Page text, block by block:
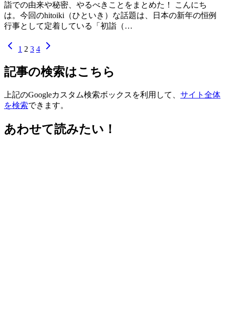
詣での由来や秘密、やるべきことをまとめた！ こんにち
は。今回のhitoiki（ひといき）な話題は、日本の新年の恒例
行事として定着している「初詣（…
1 2 3 4
記事の検索はこちら
上記のGoogleカスタム検索ボックスを利用して、 サイト全体
を検索できます。
あわせて読みたい！